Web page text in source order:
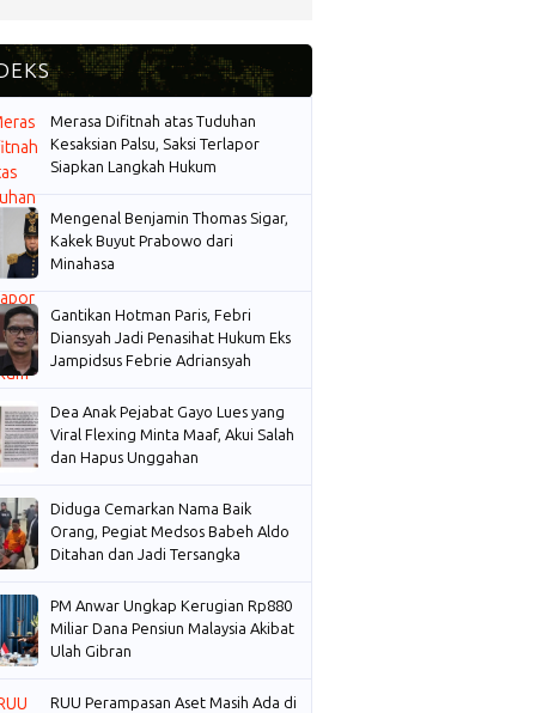
Merasa Difitnah atas Tuduhan
Kesaksian Palsu, Saksi Terlapor
Siapkan Langkah Hukum
Mengenal Benjamin Thomas Sigar,
Kakek Buyut Prabowo dari
Minahasa
Gantikan Hotman Paris, Febri
Diansyah Jadi Penasihat Hukum Eks
Jampidsus Febrie Adriansyah
Dea Anak Pejabat Gayo Lues yang
Viral Flexing Minta Maaf, Akui Salah
dan Hapus Unggahan
Diduga Cemarkan Nama Baik
Orang, Pegiat Medsos Babeh Aldo
Ditahan dan Jadi Tersangka
PM Anwar Ungkap Kerugian Rp880
Miliar Dana Pensiun Malaysia Akibat
Ulah Gibran
RUU Perampasan Aset Masih Ada di